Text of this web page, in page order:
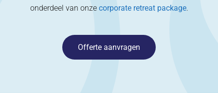
onderdeel van onze corporate retreat package.
Offerte aanvragen